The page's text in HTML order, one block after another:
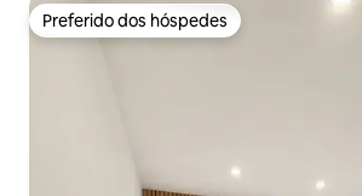
Preferido dos hóspedes
Preferido dos hóspedes